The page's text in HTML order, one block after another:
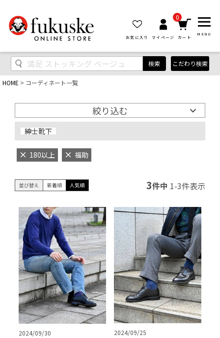
お気に入り マイページ
0
カート
MENU
検索 こだわり検索
HOME コーディネート一覧
絞り込む
紳士靴下
180以上 福助
並び替え 新着順 人気順 3件中 1-3件表示
2024/09/30 2024/09/25